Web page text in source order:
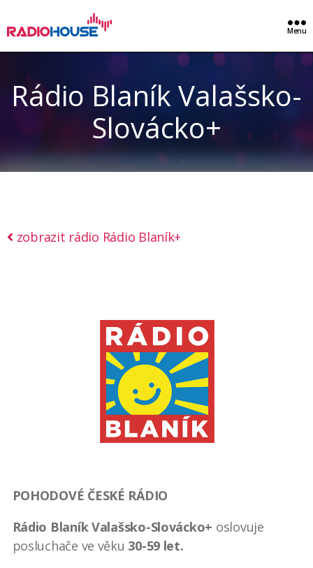
Menu
Rádio Blaník Valašsko-
Slovácko+
zobrazit rádio Rádio Blaník+
POHODOVÉ ČESKÉ RÁDIO
Rádio Blaník Valašsko-Slovácko+ oslovuje
posluchače ve věku 30-59 let.